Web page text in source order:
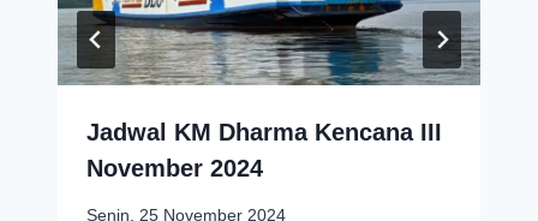
Jadwal KM Dharma Kencana III
November 2024
Senin, 25 November 2024